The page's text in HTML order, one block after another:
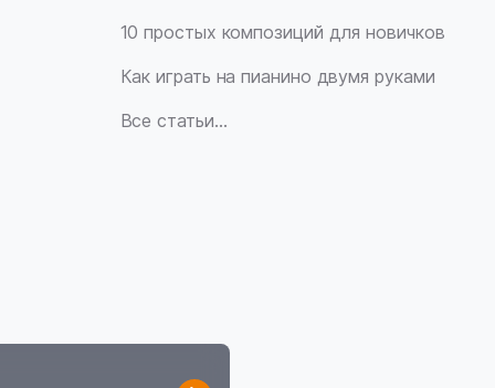
10 простых композиций для новичков
Как играть на пианино двумя руками
Все статьи…